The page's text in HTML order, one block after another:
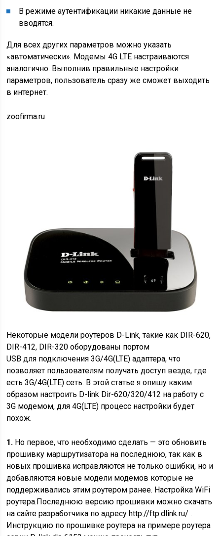
В режиме аутентификации никакие данные не
вводятся.
Для всех других параметров можно указать
«автоматически». Модемы 4G LTE настраиваются
аналогично. Выполнив правильные настройки
параметров, пользователь сразу же сможет выходить
в интернет.
zoofirma.ru
Некоторые модели роутеров D-Link, такие как DIR-620,
DIR-412, DIR-320 оборудованы портом
USB для подключения 3G/4G(LTE) адаптера, что
позволяет пользователям получать доступ везде, где
есть 3G/4G(LTE) сеть. В этой статье я опишу каким
образом настроить D-link Dir-620/320/412 на работу с
3G модемом, для 4G(LTE) процесс настройки будет
похож.
1. Но первое, что необходимо сделать — это обновить
прошивку маршрутизатора на последнюю, так как в
новых прошивка исправляются не только ошибки, но и
добавляются новые модели модемов которые не
поддерживались этим роутером ранее. Настройка WiFi
роутера.Последнюю версию прошивки можно скачать
на сайте разработчика по адресу http://ftp.dlink.ru/ .
Инструкцию по прошивке роутера на примере роутера